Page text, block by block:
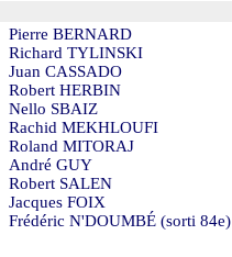
Pierre BERNARD
Richard TYLINSKI
Juan CASSADO
Robert HERBIN
Nello SBAIZ
Rachid MEKHLOUFI
Roland MITORAJ
André GUY
Robert SALEN
Jacques FOIX
Frédéric N'DOUMBÉ (sorti 84e)